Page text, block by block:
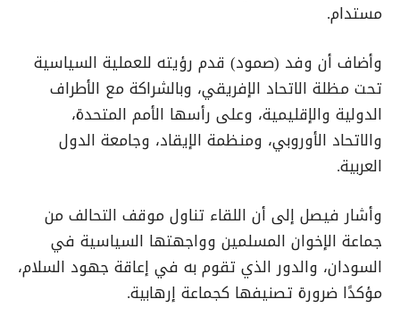
مستدام.
وأضاف أن وفد (صمود) قدم رؤيته للعملية السياسية
تحت مظلة الاتحاد الإفريقي، وبالشراكة مع الأطراف
الدولية والإقليمية، وعلى رأسها الأمم المتحدة،
والاتحاد الأوروبي، ومنظمة الإيقاد، وجامعة الدول
العربية.
وأشار فيصل إلى أن اللقاء تناول موقف التحالف من
جماعة الإخوان المسلمين وواجهتها السياسية في
السودان، والدور الذي تقوم به في إعاقة جهود السلام،
مؤكدًا ضرورة تصنيفها كجماعة إرهابية.